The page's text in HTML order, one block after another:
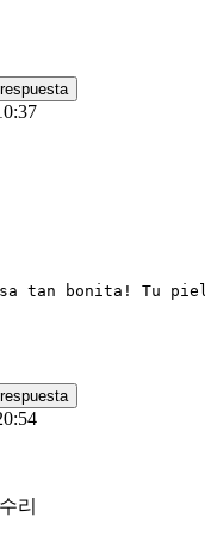
tan bonita! Tu
리